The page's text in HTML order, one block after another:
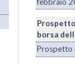
borsa
Prospetto